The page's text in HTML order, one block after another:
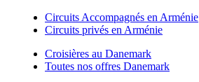
Circuits Accompagnés en Arménie
Circuits privés en Arménie
Croisières au Danemark
Toutes nos offres Danemark